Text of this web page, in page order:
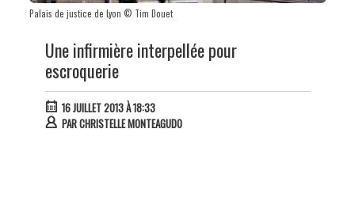
Palais de justice de Lyon © Tim Douet
Une infirmière interpellée pour
escroquerie
16 JUILLET 2013 À 18:33
PARCHRISTELLE MONTEAGUDO